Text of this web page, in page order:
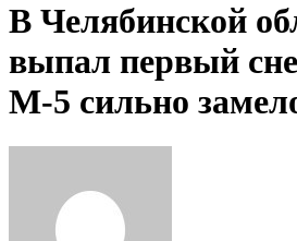
В Челябинской
выпал первый
М-5 сильно